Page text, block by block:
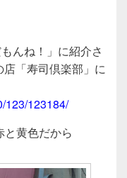
んね！」に紹介さ
「寿司倶楽部」に
123/123184/
黄色だから